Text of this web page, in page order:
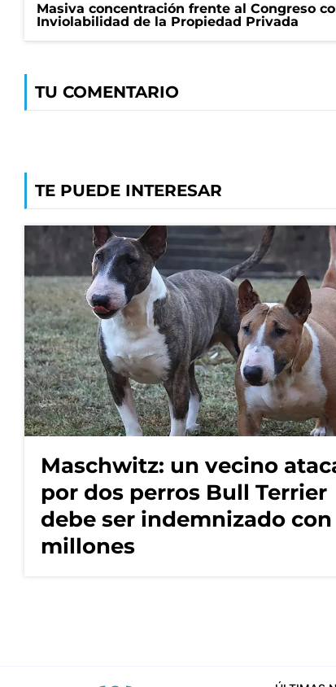
Masiva concentración frente al Congreso
Inviolabilidad de la Propiedad Privada
TU COMENTARIO
TE PUEDE INTERESAR
Maschwitz: un vecino
por dos perros Bull Terrier
debe ser indemnizado con
millones